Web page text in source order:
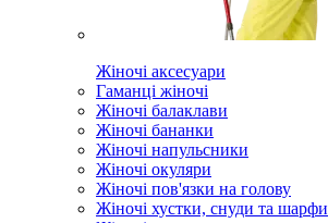
Жіночі аксесуари
Гаманці жіночі
Жіночі балаклави
Жіночі бананки
Жіночі напульсники
Жіночі окуляри
Жіночі пов'язки на голову
Жіночі хустки, снуди та шарфи